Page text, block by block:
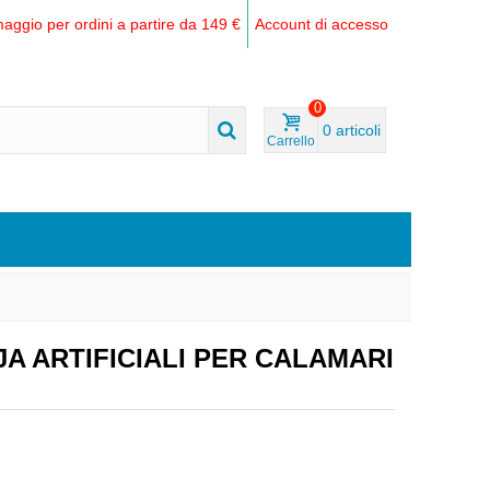
per ordini a partire da 149 € Account di accesso
Carrello
0
0 articoli
ARTIFICIALI PER CALAMARI